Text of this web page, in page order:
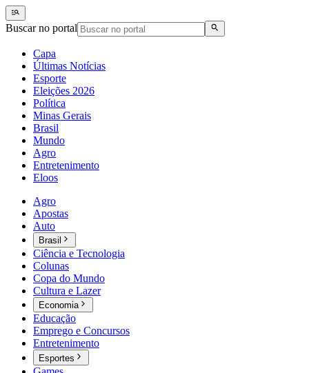
Buscar no portal
Capa
Últimas Notícias
Esporte
Eleições 2026
Política
Minas Gerais
Brasil
Mundo
Agro
Entretenimento
Eloos
Agro
Apostas
Auto
Brasil
Ciência e Tecnologia
Colunas
Copa do Mundo
Cultura e Lazer
Economia
Educação
Emprego e Concursos
Entretenimento
Esportes